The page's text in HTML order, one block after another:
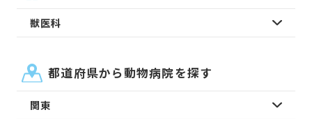
獣医科
都道府県から動物病院を探す
関東